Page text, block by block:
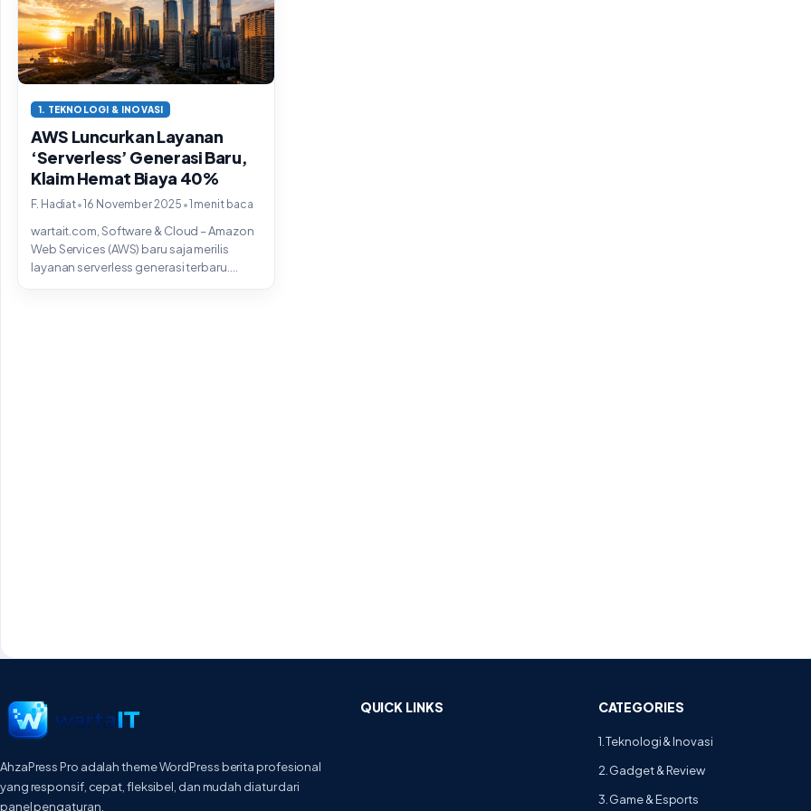
1. TEKNOLOGI & INOVASI
AWS Luncurkan Layanan
‘Serverless’ Generasi Baru,
Klaim Hemat Biaya 40%
F. Hadiat•16 November 2025 •1 menit baca
wartait.com, Software & Cloud – Amazon
Web Services (AWS) baru saja merilis
layanan serverless generasi terbaru.
AhzaPress Pro adalah theme WordPress berita profesional
yang responsif, cepat, fleksibel, dan mudah diatur dari
panel pengaturan.
QUICK LINKS CATEGORIES
1. Teknologi & Inovasi
2. Gadget & Review
3. Game & Esports